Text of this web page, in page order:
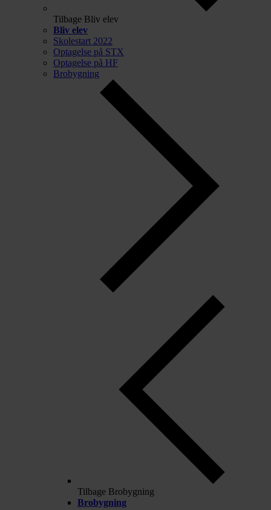
Tilbage Bliv elev
Bliv elev
Skolestart 2022
Optagelse på STX
Optagelse på HF
Brobygning
Tilbage Brobygning
Brobygning